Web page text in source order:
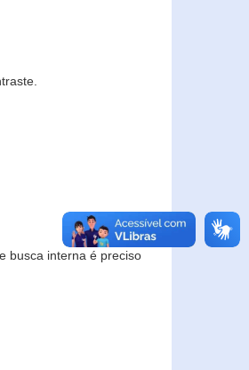
busca interna é preciso